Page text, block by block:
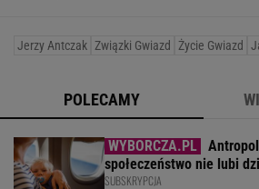
Jerzy Antczak Związki Gwiazd Życie Gwiazd
POLECAMY
społeczeństwo nie lubi
SUBSKRYPCJA